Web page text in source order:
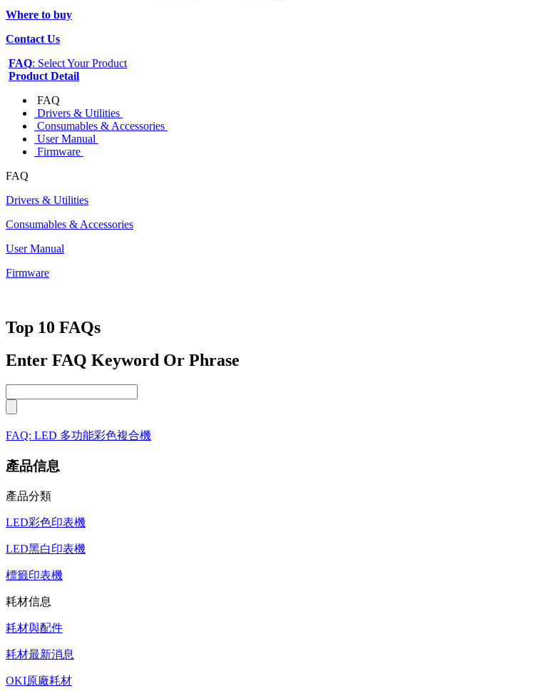
Where to buy
Contact Us
FAQ: Select Your Product
Product Detail
FAQ
Drivers & Utilities
Consumables & Accessories
User Manual
Firmware
FAQ
Drivers & Utilities
Consumables & Accessories
User Manual
Firmware
Top 10 FAQs
Enter FAQ Keyword Or Phrase
FAQ: LED 多功能彩色複合機
產品信息
產品分類
LED彩色印表機
LED黑白印表機
標籤印表機
耗材信息
耗材與配件
耗材最新消息
OKI原廠耗材